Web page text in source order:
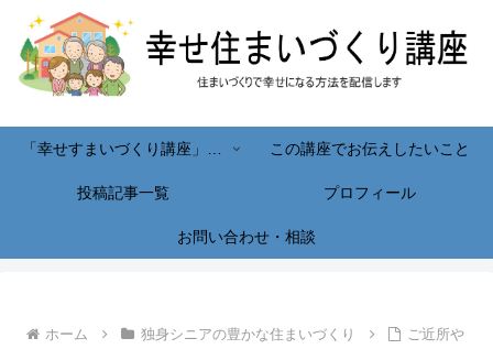
この講座でお伝えしたいこと
投稿記事一覧 プロフィール
お問い合わせ・相談
ホーム 独身シニアの豊かな住まいづくり
ご近所や